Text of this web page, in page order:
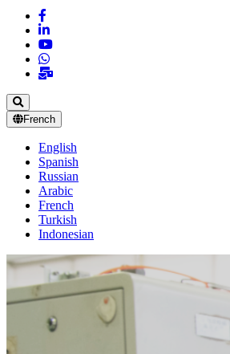
French
English
Spanish
Russian
Arabic
French
Turkish
Indonesian